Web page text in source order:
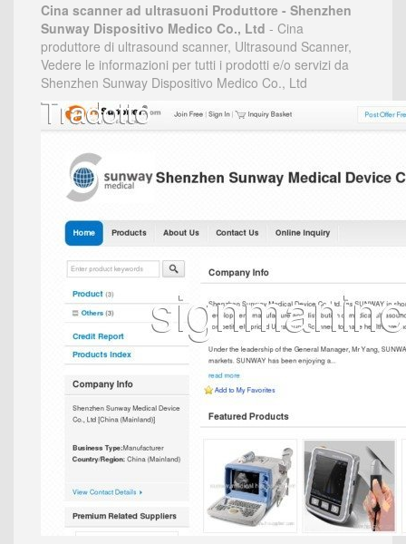
Cina scanner ad ultrasuoni Produttore - Shenzhen
Sunway Dispositivo Medico Co., Ltd - Cina
produttore di ultrasound scanner, Ultrasound Scanner,
Vedere le informazioni per tutti i prodotti e/o servizi da
Shenzhen Sunway Dispositivo Medico Co., Ltd